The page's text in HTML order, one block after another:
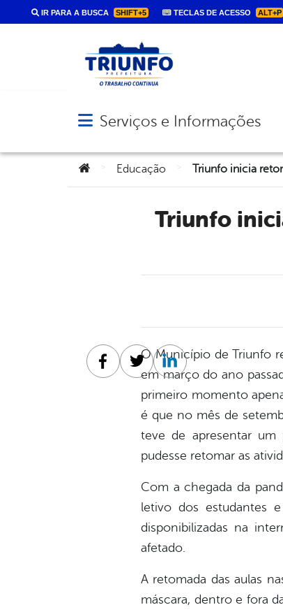
IR PARA A BUSCA SHIFT+5 TECLAS DE ACESSO ALT+P
Abrir menu principal de navegação
Serviços e Informações
Você está aqui:
Educação
Triunfo inicia retomada de aulas presenciais nesta segunda,
O Município de Triunfo
em março do ano
primeiro momento
é que no mês de
teve de apresentar um
pudesse retomar as
Com a chegada da
letivo dos estudantes
disponibilizadas na
afetado.
A retomada das aulas
máscara, dentro e fora
Facebook
TwitterLinkedin